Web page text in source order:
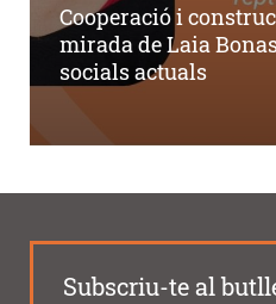
Cooperació i
mirada de Laia
socials actuals
Subscriu-te al